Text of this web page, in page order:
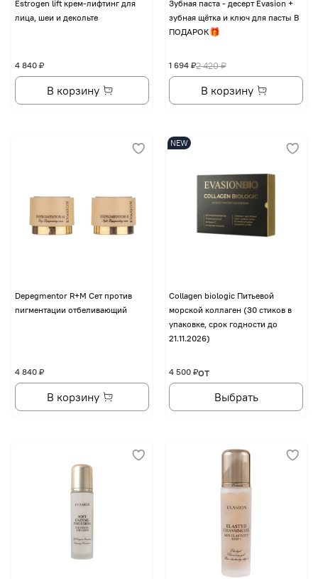
Еstrogen lift крем-лифтинг для
лица, шеи и декольте
4 840 ₽
В корзину
Зубная паста - десерт Evasion +
зубная щётка и ключ для пасты В
ПОДАРОК🎁
2 420 ₽
1 694 ₽
В корзину
Depegmentor R+M Сет против
пигментации отбеливающий
4 840 ₽
В корзину
NEW
Collagen biologic Питьевой
морской коллаген (30 стиков в
упаковке, срок годности до
21.11.2026)
от
4 500 ₽
Выбрать